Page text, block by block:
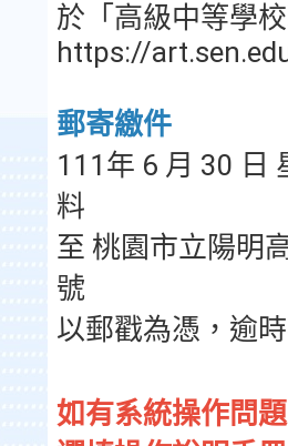
於「高級中等學
https://
郵寄繳件
111年 6 月 30 日
料
至 桃園市立陽明
號
以郵戳為憑，逾
如有系統操作問